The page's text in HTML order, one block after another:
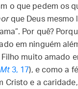
o que pedem os
que Deus mesmo
Por quê?
em ninguém
Filho muito amado
Mt3, 17), e como a
Cristo e a